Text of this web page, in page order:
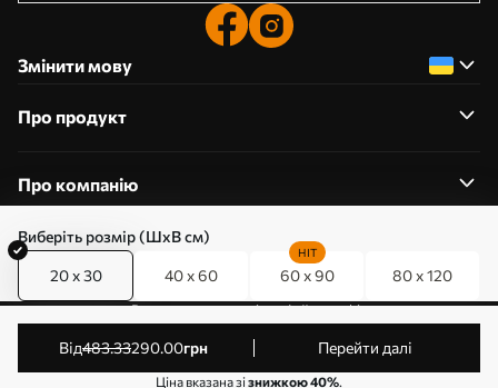
Виберіть розмір (ШхВ см)
20 x 30 40 x 60 60 x 90
HIT
80 x 120
від483.33290.00грн Перейти далі
Ціна вказана зізнижкою 40%.
Змінити мову
Про продукт
Про компанію
0800357223
Редагування дозволів на файли cookie
© 2011-2026 Art-holst. Усі права захищені. Власник:
ТОВ “КЛЄВЄР”. Код ЄДРПОУ: 31780602.